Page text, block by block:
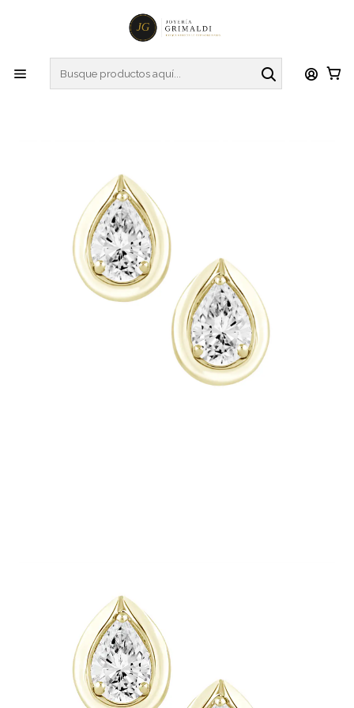
Inicio Aros
Exclusivos Aros Diamantes Corte Gota Oro Amarillo 18K